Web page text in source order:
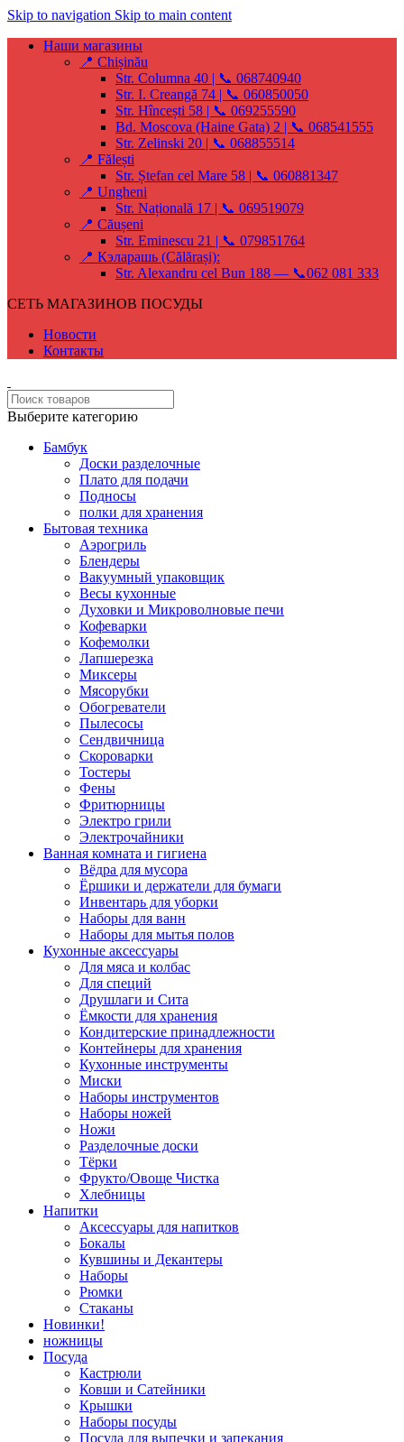
Skip to navigation Skip to main content
Наши магазины
📍 Chișinău
Str. Columna 40 | 📞 068740940
Str. I. Creangă 74 | 📞 060850050
Str. Hîncești 58 | 📞 069255590
Bd. Moscova (Haine Gata) 2 | 📞 068541555
Str. Zelinski 20 | 📞 068855514
📍 Fălești
Str. Ștefan cel Mare 58 | 📞 060881347
📍 Ungheni
Str. Națională 17 | 📞 069519079
📍 Căușeni
Str. Eminescu 21 | 📞 079851764
📍 Кэларашь (Călărași):
Str. Alexandru cel Bun 188 — 📞062 081 333
СЕТЬ МАГАЗИНОВ ПОСУДЫ
Новости
Контакты
Выберите категорию
Бамбук
Доски разделочные
Плато для подачи
Подносы
полки для хранения
Бытовая техника
Аэрогриль
Блендеры
Вакуумный упаковщик
Весы кухонные
Духовки и Микроволновые печи
Кофеварки
Кофемолки
Лапшерезка
Миксеры
Мясорубки
Обогреватели
Пылесосы
Сендвичница
Скороварки
Тостеры
Фены
Фритюрницы
Электро грили
Электрочайники
Ванная комната и гигиена
Вёдра для мусора
Ёршики и держатели для бумаги
Инвентарь для уборки
Наборы для ванн
Наборы для мытья полов
Кухонные аксессуары
Для мяса и колбас
Для специй
Друшлаги и Сита
Ёмкости для хранения
Кондитерские принадлежности
Контейнеры для хранения
Кухонные инструменты
Миски
Наборы инструментов
Наборы ножей
Ножи
Разделочные доски
Тёрки
Фрукто/Овоще Чистка
Хлебницы
Напитки
Аксессуары для напитков
Бокалы
Кувшины и Декантеры
Наборы
Рюмки
Стаканы
Новинки!
ножницы
Посуда
Кастрюли
Ковши и Сатейники
Крышки
Наборы посуды
Посуда для выпечки и запекания